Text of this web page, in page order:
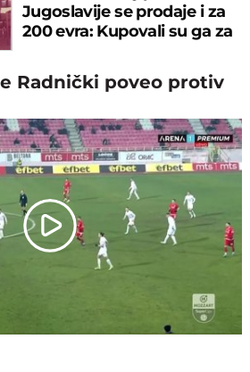
Jugoslavije se prodaje i za
200 evra: Kupovali su ga za
Radnički poveo protiv
Play